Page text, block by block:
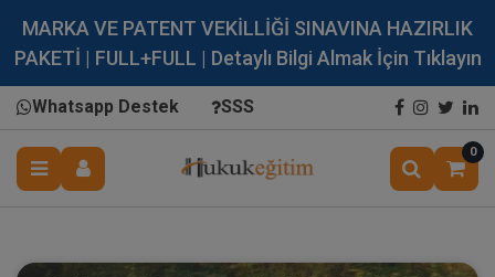
MARKA VE PATENT VEKİLLİĞİ SINAVINA HAZIRLIK
PAKETİ | FULL+FULL | Detaylı Bilgi Almak İçin Tıklayın
Whatsapp Destek SSS
0